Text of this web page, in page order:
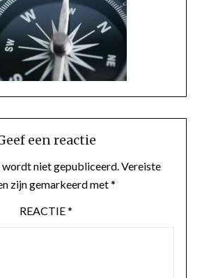
een reactie
wordt niet gepubliceerd. Vereiste
zijn gemarkeerd met*
REACTIE*